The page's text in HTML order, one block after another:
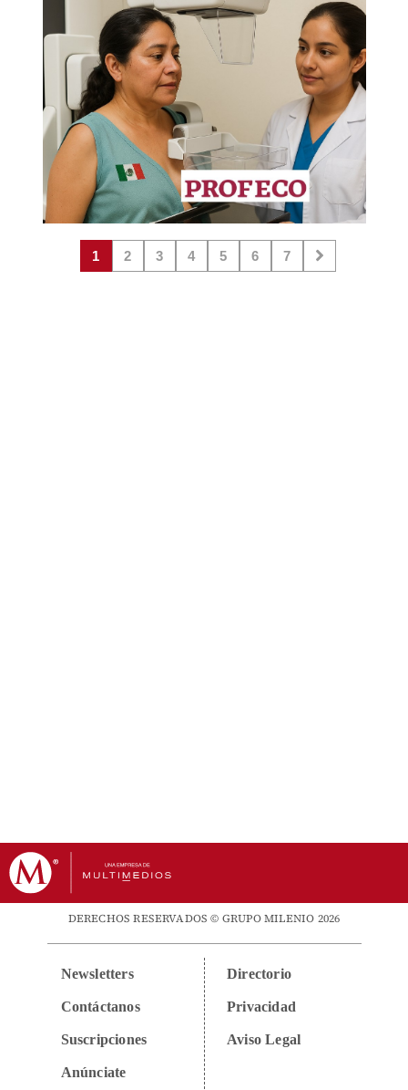
1 2 3 4 5 6 7
DERECHOS RESERVADOS © GRUPO MILENIO 2026
Newsletters
Contáctanos
Suscripciones
Anúnciate
Directorio
Privacidad
Aviso Legal